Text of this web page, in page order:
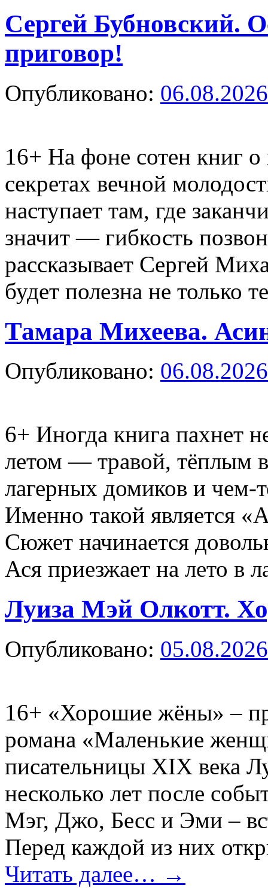
Сергей Бубновский.
приговор!
Опубликовано: 06.08.2026
16+ На фоне сотен книг
секретах вечной
наступает там, где
значит — гибкость
рассказывает Сергей
будет полезна не только
Тамара Михеева.
Опубликовано: 06.08.2026
6+ Иногда книга пахнет
летом — травой, тёплым
лагерных домиков и чем-
Именно такой является
Сюжет начинается
Ася приезжает на лето в
Луиза Мэй Олкотт.
Опубликовано: 05.08.2026
16+ «Хорошие жёны» –
романа «Маленькие
писательницы XIX века
несколько лет после
Мэг, Джо, Бесс и Эми –
Перед каждой из них
Читать далее… →